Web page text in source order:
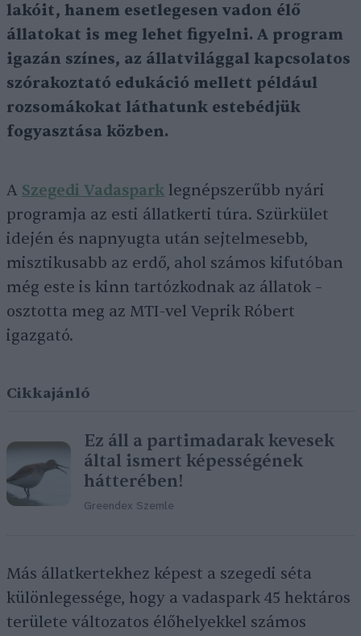
lakóit, hanem esetlegesen vadon élő
állatokat is meg lehet figyelni. A program
igazán színes, az állatvilággal kapcsolatos
szórakoztató edukáció mellett például
rozsomákokat láthatunk estebédjük
fogyasztása közben.
A Szegedi Vadaspark legnépszerűbb nyári
programja az esti állatkerti túra. Szürkület
idején és napnyugta után sejtelmesebb,
misztikusabb az erdő, ahol számos kifutóban
még este is kinn tartózkodnak az állatok –
osztotta meg az MTI-vel Veprik Róbert
igazgató.
Cikkajánló
Ez áll a partimadarak kevesek
által ismert képességének
hátterében!
Greendex Szemle
Más állatkertekhez képest a szegedi séta
különlegessége, hogy a vadaspark 45 hektáros
területe változatos élőhelyekkel számos